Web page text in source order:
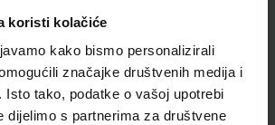
koristi kolačiće
kako bismo personalizirali
značajke društvenih medija i
Isto tako, podatke o vašoj upotrebi
dijelimo s partnerima za društvene
4 GIMNAZIJA+STRUKOVN
6868-DOM